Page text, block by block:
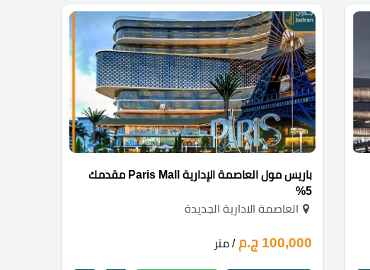
باريس مول العاصمة الإدارية Paris Mall مقدمك
5%
العاصمة الادارية الجديدة
100,000 ج.م / متر